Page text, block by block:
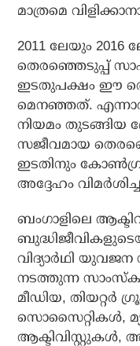
മാത്രമെ
2011 ലേയും 2016
തെരഞ്ഞെടുപ്പ്
ഇടതുപക്ഷം ഈ
മെനഞ്ഞത്.
നിയമം തുടങ്ങിയ
സജീവമായ
ഇടതിനും
അദ്ദേഹം
ബംഗാളിലെ
വിദ്യാര്‍ഥി
നടത്തുന്ന
മീഡിയ, തിയറ്റര്‍
സൊസൈറ്റികള്‍,
ആക്ടിവിസ്റ്റുകള്‍,